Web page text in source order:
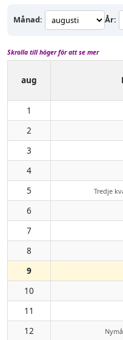
Månad: År:
Skrolla till höger för att se mer
aug
1
2
3
4
5
Tredje
6
7
8
9
10
11
12